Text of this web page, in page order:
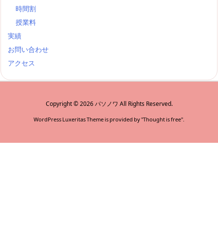
時間割
授業料
実績
お問い合わせ
アクセス
Copyright ©2026 パソノワ All Rights Reserved.
WordPress Luxeritas Theme is provided by "Thought is free".